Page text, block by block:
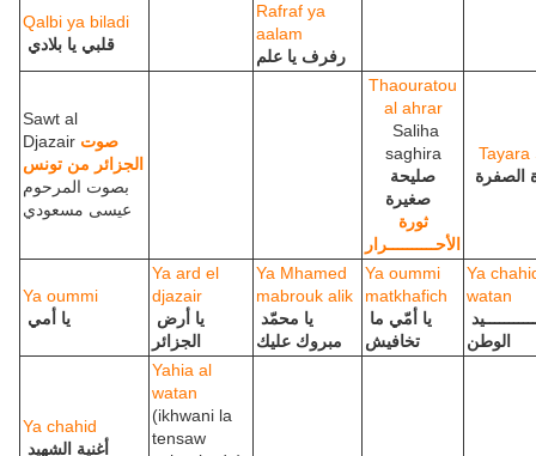
Qalbi ya biladi
قلبي يا بلادي
Rafraf ya
aalam
رفرف يا علم
Sawt al
Djazair صوت
الجزائر من تونس
بصوت المرحوم
عيسى مسعودي
Thaouratou
al ahrar
Saliha
saghira
صليحة
ثورة
الأحــــــــــرار
Tayara
الصفرة
Ya oummi
يا أمي
Ya ard el
djazair
الجزائر
Ya Mhamed
mabrouk alik
مبروك عليك
Ya oummi
matkhafich
تخافيش
Ya
watan
الوطن
Ya chahid
أغنية الشهيد
Yahia al
watan
(ikhwani la
tensaw